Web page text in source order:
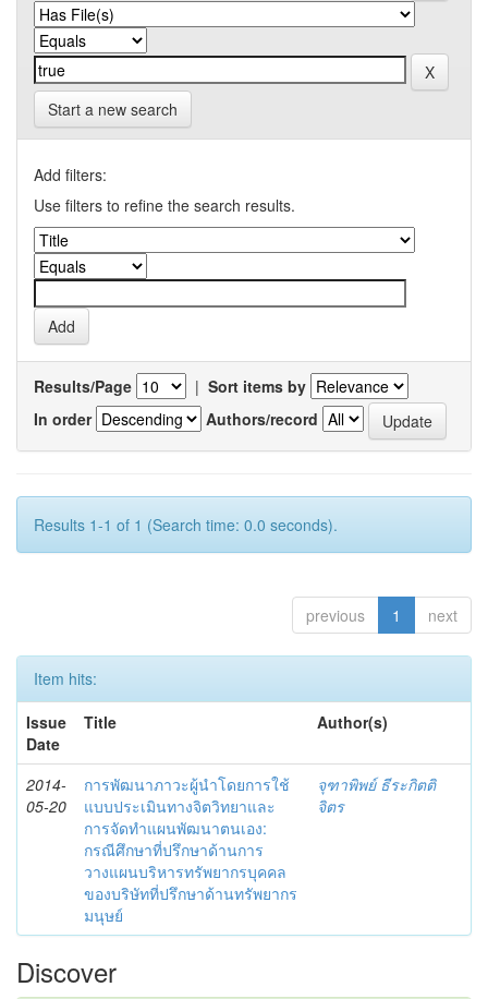
Start a new search
Add filters:
Use filters to refine the search results.
Results/Page | Sort items by
In order
Authors/record
Results 1-1 of 1 (Search time: 0.0 seconds).
previous 1 next
Item hits:
Issue
Date
Title Author(s)
2014-
05-20
การพัฒนาภาวะผู้นำโดยการใช้
แบบประเมินทางจิตวิทยาและ
การจัดทำแผนพัฒนาตนเอง:
กรณีศึกษาที่ปรึกษาด้านการ
วางแผนบริหารทรัพยากรบุคคล
ของบริษัทที่ปรึกษาด้านทรัพยากร
มนุษย์
จุฑาพิพย์ ธีระกิตติ
จิตร
Discover